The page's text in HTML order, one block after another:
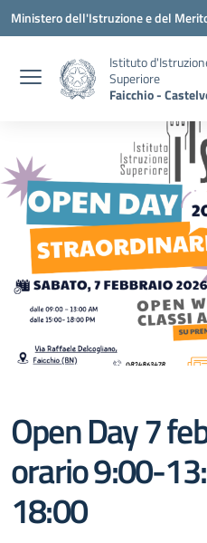
Vai ai contenuti
Vai al menu di navigazione
Vai al footer
Ministero dell'Istruzione e del
Istituto
Superiore
Faicchio -
Open Day 7
orario 9:00-
18:00